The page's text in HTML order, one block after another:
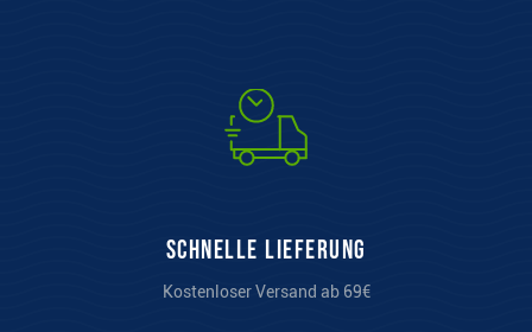
Schnelle Lieferung
Kostenloser Versand ab 69€